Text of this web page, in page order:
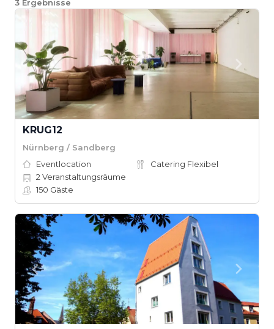
3 Ergebnisse
KRUG12
Nürnberg / Sandberg
Eventlocation
Catering Flexibel
2 Veranstaltungsräume
150 Gäste